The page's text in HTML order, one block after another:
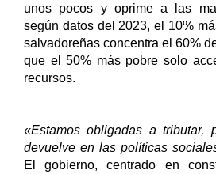
unos pocos y oprime a las
según datos del 2023, el 10%
salvadoreñas concentra el 60%
que el 50% más pobre solo
recursos.
«Estamos obligadas a tributar,
devuelve en las políticas
El gobierno, centrado en